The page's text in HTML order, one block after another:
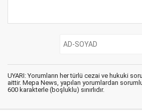
UYARI: Yorumların her türlü cezai ve hukuki
aittir. Mepa News, yapılan yorumlardan
600 karakterle (boşluklu) sınırlıdır.